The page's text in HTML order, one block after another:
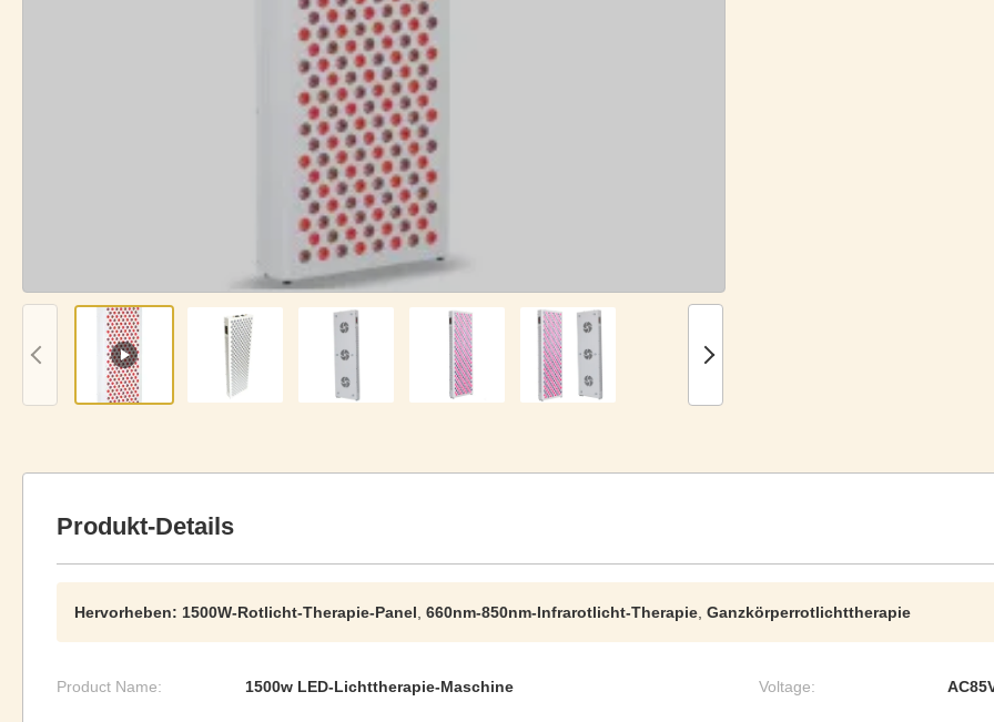
Produkt-Details
Hervorheben: 1500W-Rotlicht-Therapie-Panel 660nm-850nm-Infrarotlicht-Therapie Ganzkörperrotlichttherapie
Product Name: 1500w LED-Lichttherapie-Maschine Voltage: